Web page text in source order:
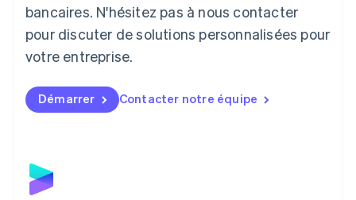
bancaires. N'hésitez pas à nous contacter
pour discuter de solutions personnalisées pour
votre entreprise.
Démarrer Contacter notre équipe
Lituanie
Luxembourg
FrançaisDeutschEnglish
English简体中文
Malte
Norvège
English